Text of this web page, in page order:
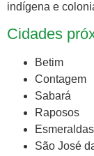
indígena e
Cidades
Betim
Contagem
Sabará
Raposos
Esmeraldas
São José